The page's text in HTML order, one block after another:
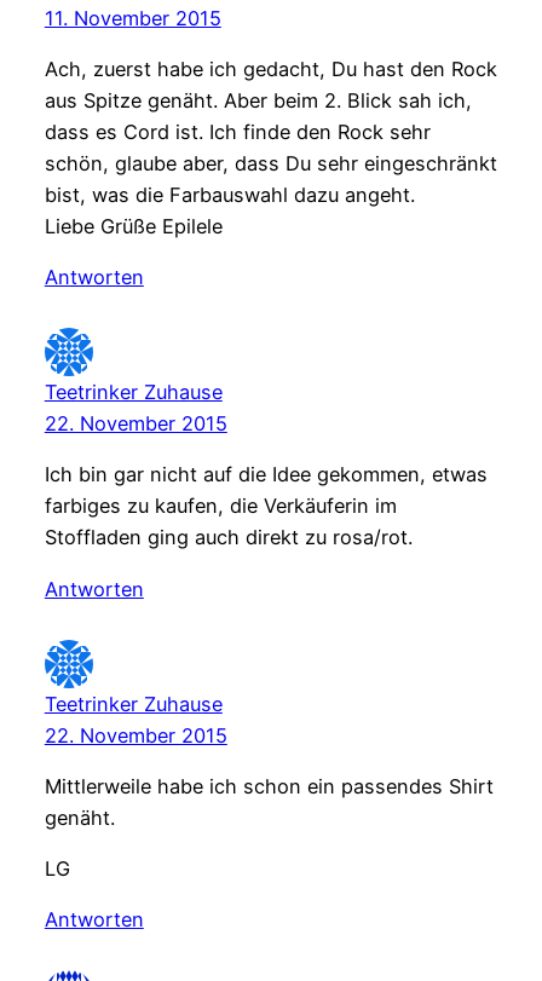
11. November 2015
Ach, zuerst habe ich gedacht, Du hast den Rock
aus Spitze genäht. Aber beim 2. Blick sah ich,
dass es Cord ist. Ich finde den Rock sehr
schön, glaube aber, dass Du sehr eingeschränkt
bist, was die Farbauswahl dazu angeht.
Liebe Grüße Epilele
Antworten
Teetrinker Zuhause
22. November 2015
Ich bin gar nicht auf die Idee gekommen, etwas
farbiges zu kaufen, die Verkäuferin im
Stoffladen ging auch direkt zu rosa/rot.
Antworten
Teetrinker Zuhause
22. November 2015
Mittlerweile habe ich schon ein passendes Shirt
genäht.
LG
Antworten